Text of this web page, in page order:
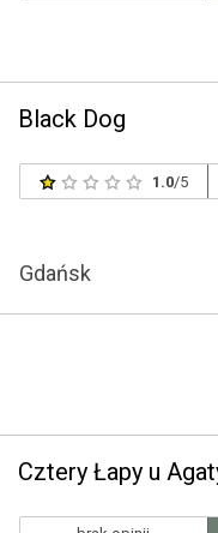
Black Dog
1.0/5
Gdańsk
Cztery Łapy u